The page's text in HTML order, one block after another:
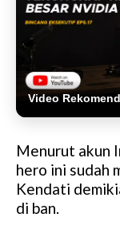
Video
Menurut akun
hero ini sudah
Kendati
di ban.